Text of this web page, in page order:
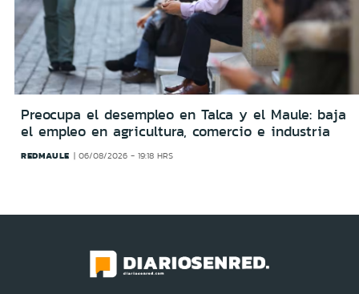
Preocupa el desempleo en Talca y el Maule: baja
el empleo en agricultura, comercio e industria
REDMAULE 06/08/2026 - 19:18 HRS